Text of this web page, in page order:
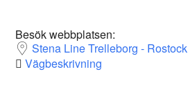
Besök webbplatsen:
Stena Line Trelleborg - Rostock
Vägbeskrivning